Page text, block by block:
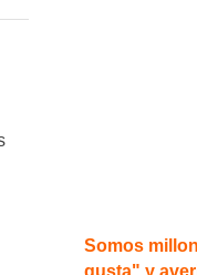
Somos
gusta" y